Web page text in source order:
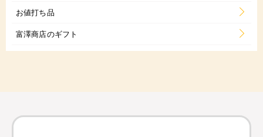
お値打ち品
富澤商店のギフト